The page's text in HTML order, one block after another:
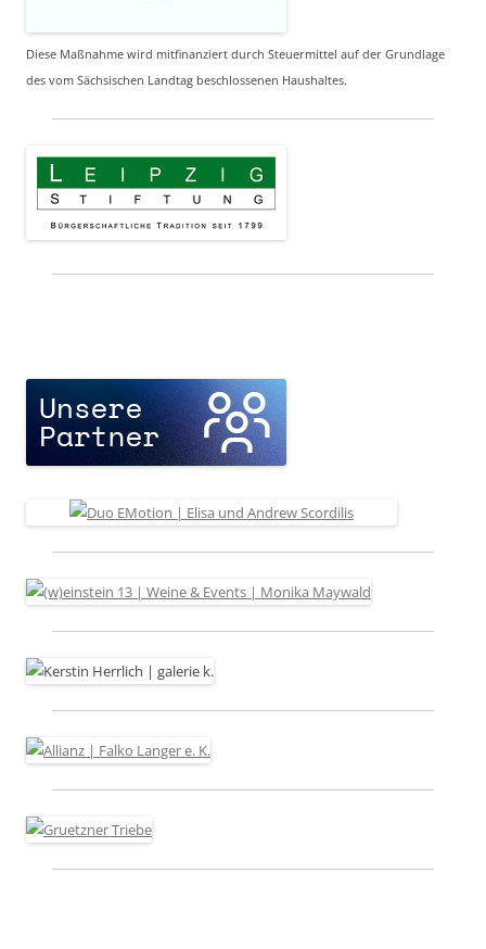
Diese Maßnahme wird mitfinanziert durch Steuermittel auf der Grundlage
des vom Sächsischen Landtag beschlossenen Haushaltes.